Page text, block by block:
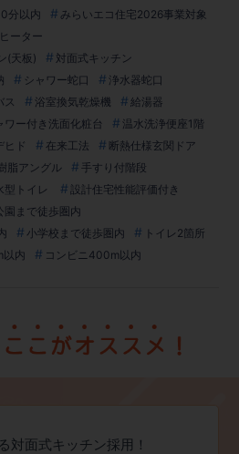
分以内
みらいエコ住宅2026事業対象
ーター
(天板)
対面式キッチン
シャワー蛇口
浄水器蛇口
ス 浴室換気乾燥機
給湯器
ワー付き洗面化粧台
温水洗浄便座1階
ヒド 在来工法
断熱仕様玄関ドア
脂アングル
手すり付階段
型トイレ
設計住宅性能評価付き
園まで徒歩圏内
小学校まで徒歩圏内
トイレ2箇所
内 コンビニ400m以内
面式キッチン採用！